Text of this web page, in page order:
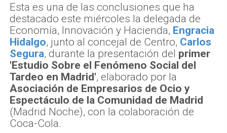
Esta es una de las conclusiones que ha
destacado este miércoles la delegada de
Economía, Innovación y Hacienda, Engracia
Hidalgo, junto al concejal de Centro, Carlos
Segura, durante la presentación del primer
'Estudio Sobre el Fenómeno Social del
Tardeo en Madrid', elaborado por la
Asociación de Empresarios de Ocio y
Espectáculo de la Comunidad de Madrid
(Madrid Noche), con la colaboración de
Coca-Cola.